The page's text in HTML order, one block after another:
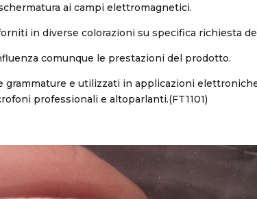
ai campi elettromagnetici.
in diverse colorazioni su specifica richiesta
comunque le prestazioni del prodotto.
grammature e utilizzati in applicazioni
professionali e altoparlanti.(FT1101)